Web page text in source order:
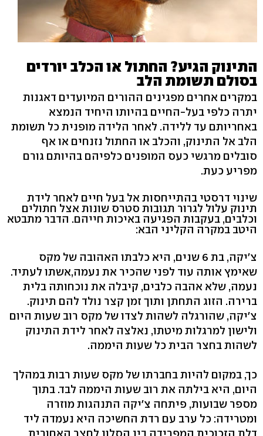
התינוק הגיע? החתול או הכלב יורדים
בסולם תשומת הלב
במקרים אחרים מפגינים ההורים המיועדים דאגנות
יתרה כלפי בעל-החיים בהיותו היחיד הנמצא
באחריותם עד ללידה. לאחר הלידה מופנית כל תשומת
הלב אל התינוק, והכלב או החתול נזנחים או אף
סובלים מרגשי כעס המופנים כלפיהם בהיותם גורם
מפריע כעת.
שינוי דרסטי בהתייחסות אל בעל חיים לאחר לידת
תינוק עלול לגרור תגובות סטרס שונות אצל חתולים
וכלבים, בעקבות הפגיעה באיכות חייהם. הדבר מתבטא
היטב במקרה הקליני הבא:
צ'יקה, בת 6 שנים, היא כלבתו האהובה של מקס
שאימץ אותה עוד לפני שהכיר את נעמה,אשתו לעתיד.
נעמה, שלא אהבה כלבים, קיבלה את נוכחותה בלית
ברירה. הזוג התחתן ותוך זמן קצר נולד להם תינוק.
צ'יקה, שהורגלה לשהות לצדו של מקס רוב שעות היום
ולישון למרגלות מיטתו, נאלצה לאחר לידת התינוק
לשהות בחצר הבית כל שעות היממה.
כך, במקום להיות בחברתו של מקס שעות רבות במהלך
היום, היא בילתה את רוב שעות היממה לבד. בתוך
מספר שבועות, פיתחה צ'יקה התנהגות מוזרה
ומטרידה: כל ערב עם רדת החשיכה היא נעמדה ליד
דלת הזכוכית המפרידה בין הסלון לחצר האחורית